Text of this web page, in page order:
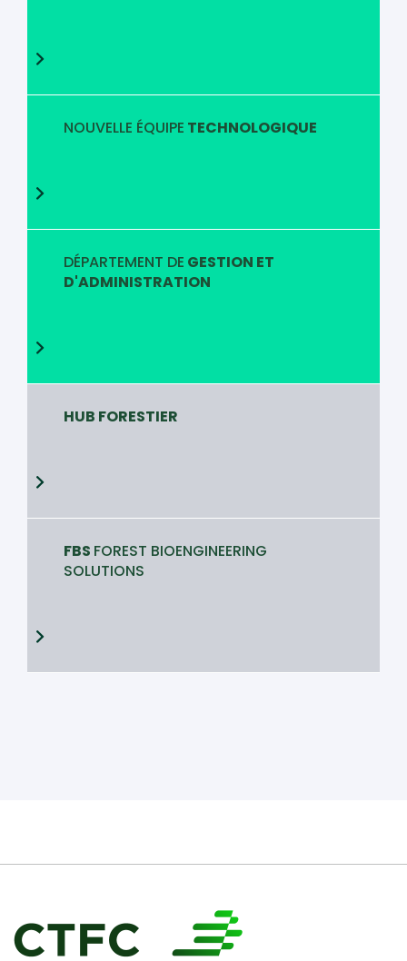
NOUVELLE ÉQUIPE TECHNOLOGIQUE
DÉPARTEMENT DE GESTION ET
D'ADMINISTRATION
HUB FORESTIER
FBS FOREST BIOENGINEERING
SOLUTIONS